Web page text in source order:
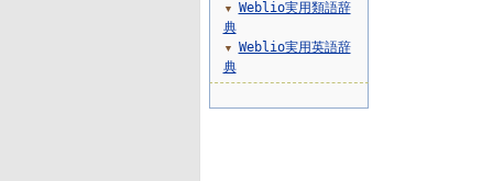
▼
Weblio実用類語辞
典
▼
Weblio実用英語辞
典